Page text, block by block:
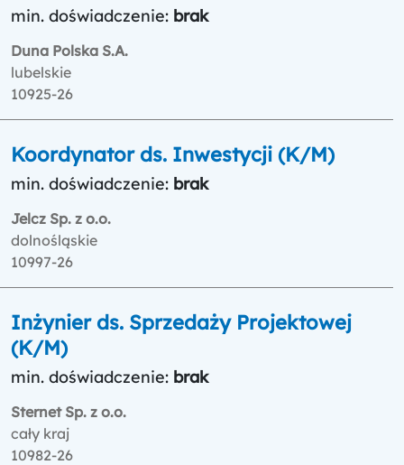
min. doświadczenie: brak
Duna Polska S.A.
lubelskie
10925-26
Koordynator ds. Inwestycji (K/M)
min. doświadczenie: brak
Jelcz Sp. z o.o.
dolnośląskie
10997-26
Inżynier ds. Sprzedaży Projektowej
(K/M)
min. doświadczenie: brak
Sternet Sp. z o.o.
cały kraj
10982-26